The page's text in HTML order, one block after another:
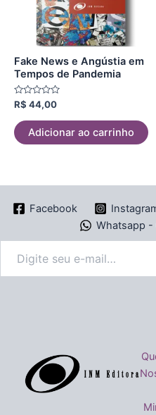
Fake News e Angústia em
Tempos de Pandemia
Avaliação
de
5
R$ 44,00
Adicionar ao carrinho
Facebook
Whatsapp -